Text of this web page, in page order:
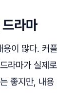
라마
이 많다. 커
라마가 실제
좋지만, 내용